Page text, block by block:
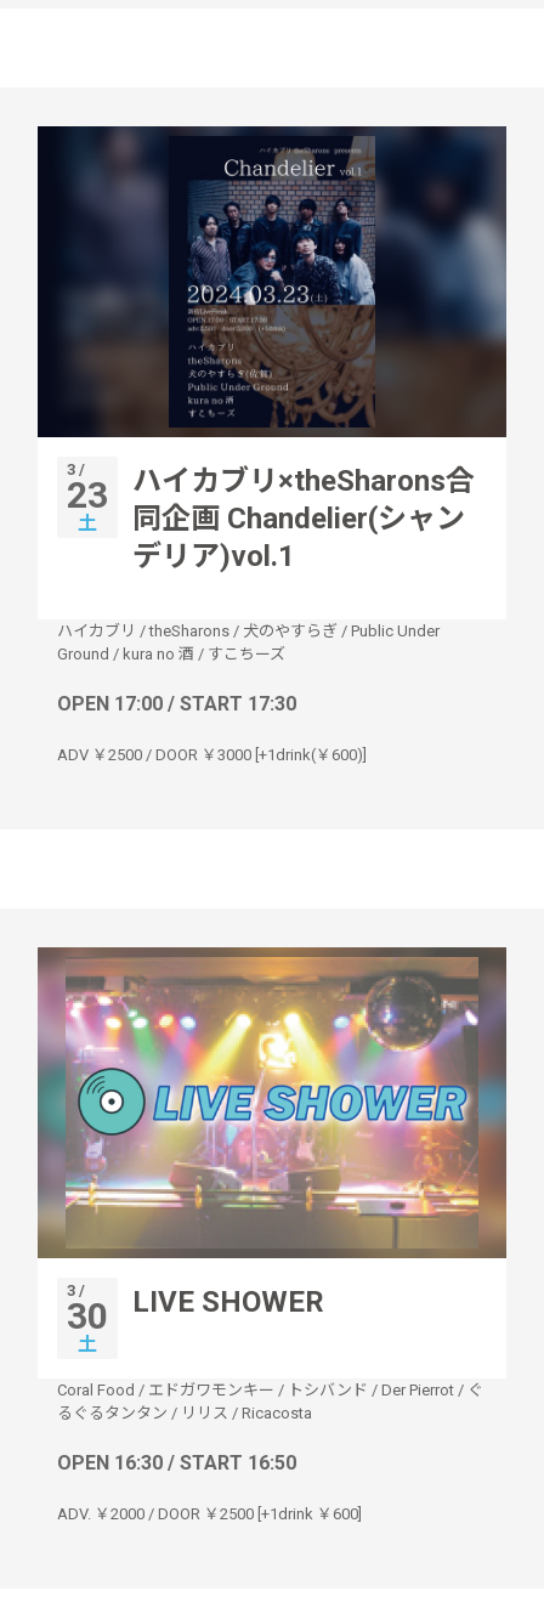
3 /
23
土
ハイカブリ×theSharons合
同企画 Chandelier(シャン
デリア)vol.1
ハイカブリ /theSharons / 犬のやすらぎ / Public Under
Ground / kura no 酒 / すこちーズ
OPEN 17:00 / START 17:30
ADV ￥2500 / DOOR ￥3000 [+1drink(￥600)]
3 /
30
土
LIVE SHOWER
Coral Food / エドガワモンキー / トシバンド / Der Pierrot / ぐ
るぐるタンタン / リリス / Ricacosta
OPEN 16:30 / START 16:50
ADV. ￥2000 / DOOR ￥2500 [+1drink ￥600]